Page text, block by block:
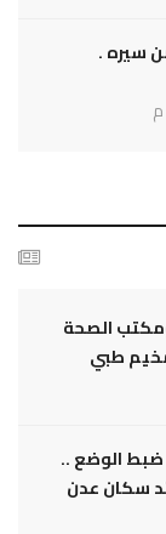
سيره .
الصحة
طبي
الوضع ..
سكان عدن